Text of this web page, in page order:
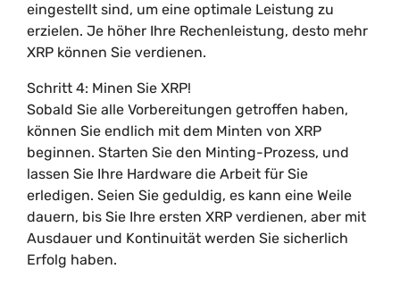
eingestellt sind, um eine optimale Leistung zu
erzielen. Je höher Ihre Rechenleistung, desto mehr
XRP können Sie verdienen.
Schritt 4: Minen Sie XRP!
Sobald Sie alle Vorbereitungen getroffen haben,
können Sie endlich mit dem Minten von XRP
beginnen. Starten Sie den Minting-Prozess, und
lassen Sie Ihre Hardware die Arbeit für Sie
erledigen. Seien Sie geduldig, es kann eine Weile
dauern, bis Sie Ihre ersten XRP verdienen, aber mit
Ausdauer und Kontinuität werden Sie sicherlich
Erfolg haben.